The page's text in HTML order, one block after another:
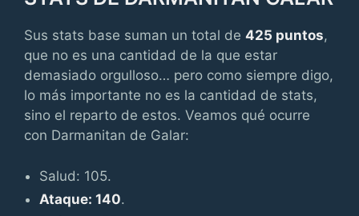
Sus stats base suman un total de 425 puntos,
que no es una cantidad de la que estar
demasiado orgulloso… pero como siempre digo,
lo más importante no es la cantidad de stats,
sino el reparto de estos. Veamos qué ocurre
con Darmanitan de Galar:
Salud: 105.
Ataque: 140.